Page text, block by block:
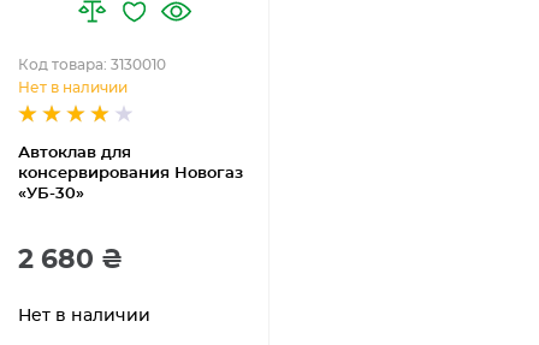
Автоклав для
консервирования Новогаз
«УБ-30»
Код товара: 3130010
Нет в наличии
2 680 ₴
Нет в наличии